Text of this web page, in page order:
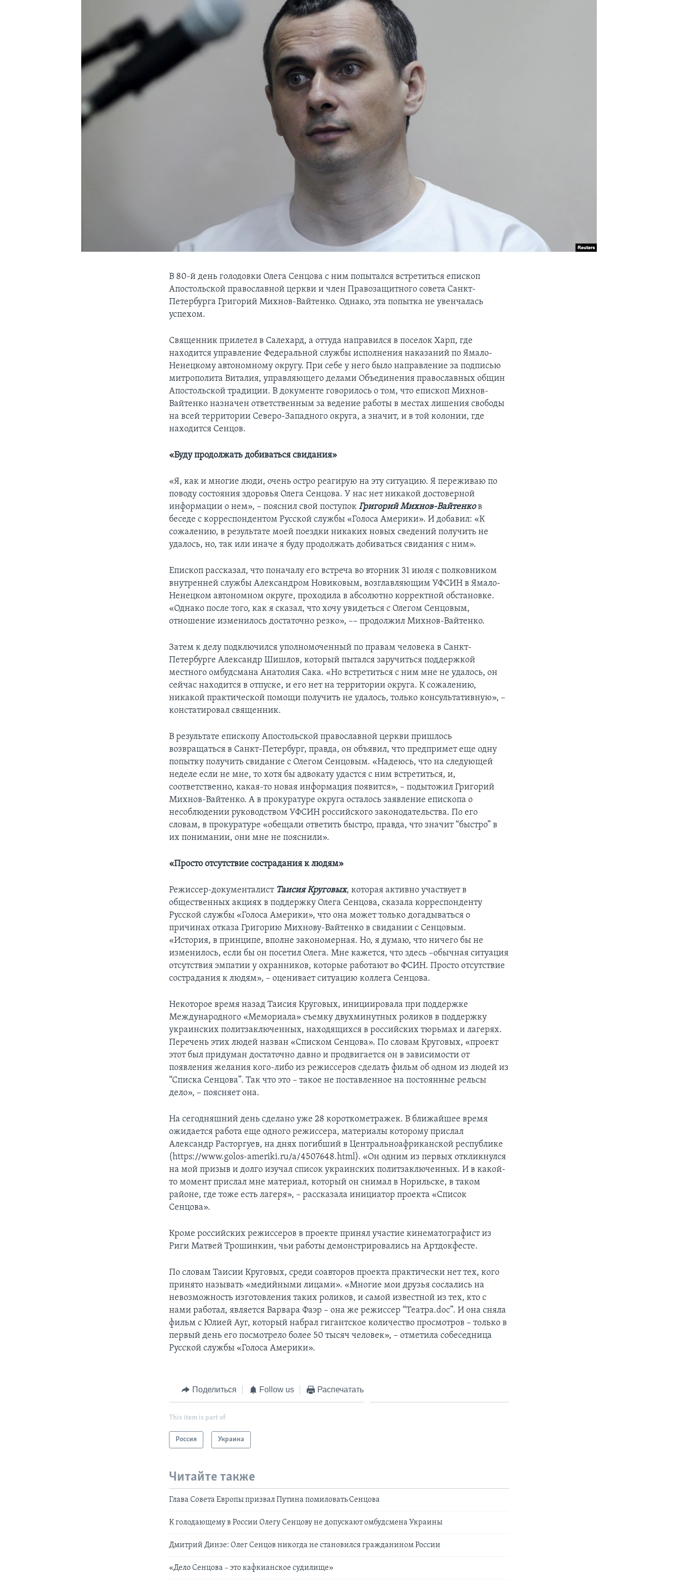
В 80-й день голодовки Олега Сенцова с ним попытался встретиться епископ
Апостольской православной церкви и член Правозащитного совета Санкт-
Петербурга Григорий Михнов-Вайтенко. Однако, эта попытка не увенчалась
успехом.
Священник прилетел в Салехард, а оттуда направился в поселок Харп, где
находится управление Федеральной службы исполнения наказаний по Ямало-
Ненецкому автономному округу. При себе у него было направление за подписью
митрополита Виталия, управляющего делами Объединения православных общин
Апостольской традиции. В документе говорилось о том, что епископ Михнов-
Вайтенко назначен ответственным за ведение работы в местах лишения свободы
на всей территории Северо-Западного округа, а значит, и в той колонии, где
находится Сенцов.
«Буду продолжать добиваться свидания»
«Я, как и многие люди, очень остро реагирую на эту ситуацию. Я переживаю по
поводу состояния здоровья Олега Сенцова. У нас нет никакой достоверной
информации о нем», – пояснил свой поступок Григорий Михнов-Вайтенков
беседе с корреспондентом Русской службы «Голоса Америки». И добавил: «К
сожалению, в результате моей поездки никаких новых сведений получить не
удалось, но, так или иначе я буду продолжать добиваться свидания с ним».
Епископ рассказал, что поначалу его встреча во вторник 31 июля с полковником
внутренней службы Александром Новиковым, возглавляющим УФСИН в Ямало-
Ненецком автономном округе, проходила в абсолютно корректной обстановке.
«Однако после того, как я сказал, что хочу увидеться с Олегом Сенцовым,
отношение изменилось достаточно резко», –– продолжил Михнов-Вайтенко.
Затем к делу подключился уполномоченный по правам человека в Санкт-
Петербурге Александр Шишлов, который пытался заручиться поддержкой
местного омбудсмана Анатолия Сака. «Но встретиться с ним мне не удалось, он
сейчас находится в отпуске, и его нет на территории округа. К сожалению,
никакой практической помощи получить не удалось, только консультативную», –
констатировал священник.
В результате епископу Апостольской православной церкви пришлось
возвращаться в Санкт-Петербург, правда, он объявил, что предпримет еще одну
попытку получить свидание с Олегом Сенцовым. «Надеюсь, что на следующей
неделе если не мне, то хотя бы адвокату удастся с ним встретиться, и,
соответственно, какая-то новая информация появится», – подытожил Григорий
Михнов-Вайтенко. А в прокуратуре округа осталось заявление епископа о
несоблюдении руководством УФСИН российского законодательства. По его
словам, в прокуратуре «обещали ответить быстро, правда, что значит “быстро” в
их понимании, они мне не пояснили».
«Просто отсутствие сострадания к людям»
Режиссер-документалист Таисия Круговых, которая активно участвует в
общественных акциях в поддержку Олега Сенцова, сказала корреспонденту
Русской службы «Голоса Америки», что она может только догадываться о
причинах отказа Григорию Михнову-Вайтенко в свидании с Сенцовым.
«История, в принципе, вполне закономерная. Но, я думаю, что ничего бы не
изменилось, если бы он посетил Олега. Мне кажется, что здесь –обычная ситуация
отсутствия эмпатии у охранников, которые работают во ФСИН. Просто отсутствие
сострадания к людям», – оценивает ситуацию коллега Сенцова.
Некоторое время назад Таисия Круговых, инициировала при поддержке
Международного «Мемориала» съемку двухминутных роликов в поддержку
украинских политзаключенных, находящихся в российских тюрьмах и лагерях.
Перечень этих людей назван «Списком Сенцова». По словам Круговых, «проект
этот был придуман достаточно давно и продвигается он в зависимости от
появления желания кого-либо из режиссеров сделать фильм об одном из людей из
“Списка Сенцова”. Так что это – такое не поставленное на постоянные рельсы
дело», – поясняет она.
На сегодняшний день сделано уже 28 короткометражек. В ближайшее время
ожидается работа еще одного режиссера, материалы которому прислал
Александр Расторгуев, на днях погибший в Центральноафриканской республике
(https://www.golos-ameriki.ru/a/4507648.html). «Он одним из первых откликнулся
на мой призыв и долго изучал список украинских политзаключенных. И в какой-
то момент прислал мне материал, который он снимал в Норильске, в таком
районе, где тоже есть лагеря», – рассказала инициатор проекта «Список
Сенцова».
Кроме российских режиссеров в проекте принял участие кинематографист из
Риги Матвей Трошинкин, чьи работы демонстрировались на Артдокфесте.
По словам Таисии Круговых, среди соавторов проекта практически нет тех, кого
принято называть «медийными лицами». «Многие мои друзья сослались на
невозможность изготовления таких роликов, и самой известной из тех, кто с
нами работал, является Варвара Фаэр – она же режиссер “Театра.doc”. И она сняла
фильм с Юлией Ауг, который набрал гигантское количество просмотров – только в
первый день его посмотрело более 50 тысяч человек», – отметила собеседница
Русской службы «Голоса Америки».
Поделиться Follow us Распечатать
This item is part of
Россия Украина
Читайте также
Глава Совета Европы призвал Путина помиловать Сенцова
К голодающему в России Олегу Сенцову не допускают омбудсмена Украины
Дмитрий Динзе: Олег Сенцов никогда не становился гражданином России
«Дело Сенцова – это кафкианское судилище»